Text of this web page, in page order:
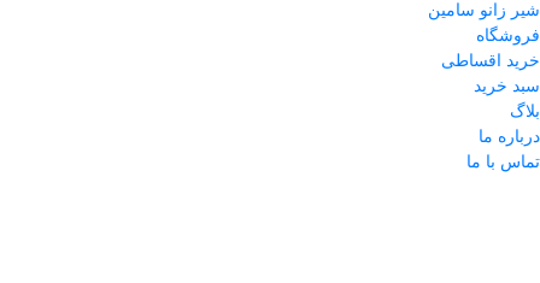
شیر زانو سامین
فروشگاه
خرید اقساطی
سبد خرید
بلاگ
درباره ما
تماس با ما